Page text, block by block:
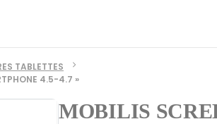
TABLETTES
4.5-4.7 »
MOBILIS